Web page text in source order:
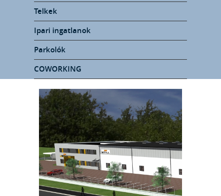
Telkek
Ipari ingatlanok
Parkolók
COWORKING